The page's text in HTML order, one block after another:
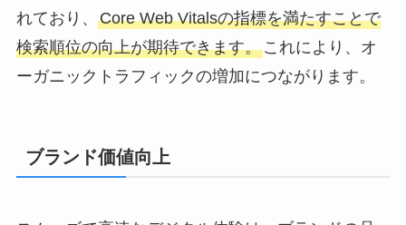
れており、 Core Web Vitalsの指標を満たすことで
検索順位の向上が期待できます。これにより、オ
ーガニックトラフィックの増加につながります。
ブランド価値向上